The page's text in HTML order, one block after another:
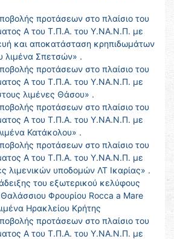
προτάσεων στο πλαίσιο του
Α του Τ.Π.Α. του Υ.ΝΑ.Ν.Π. με
και αποκατάσταση κρηπιδωμάτων
λιμένα Σπετσών» .
προτάσεων στο πλαίσιο του
Α του Τ.Π.Α. του Υ.ΝΑ.Ν.Π. με
λιμένες Θάσου» .
προτάσεων στο πλαίσιο του
Α του Τ.Π.Α. του Υ.ΝΑ.Ν.Π. με
Κατάκολου» .
προτάσεων στο πλαίσιο του
Α του Τ.Π.Α. του Υ.ΝΑ.Ν.Π. με
λιμενικών υποδομών ΛΤ Ικαρίας» .
του εξωτερικού κελύφους
Θαλάσσιου Φρουρίου Rocca a Mare
Ηρακλείου Κρήτης
προτάσεων στο πλαίσιο του
Α του Τ.Π.Α. του Υ.ΝΑ.Ν.Π. με